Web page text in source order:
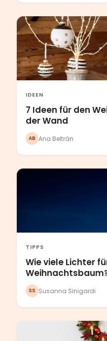
IDEEN
7 Ideen für den
der Wand
AB Ana Beltrán
TIPPS
Wie viele Lichter
SS Susanna Sinigardi